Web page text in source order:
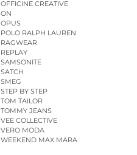
OFFICINE CREATIVE
ON
OPUS
POLO RALPH LAUREN
RAGWEAR
REPLAY
SAMSONITE
SATCH
SMEG
STEP BY STEP
TOM TAILOR
TOMMY JEANS
VEE COLLECTIVE
VERO MODA
WEEKEND MAX MARA